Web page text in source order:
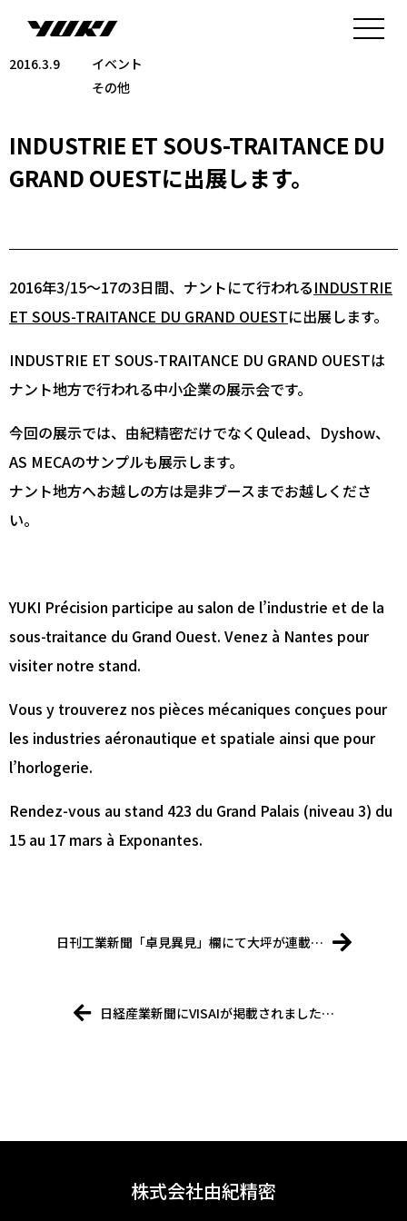
2016.3.9
イベント
その他
INDUSTRIE ET SOUS-TRAITANCE DU
GRAND OUESTに出展します。
2016年3/15〜17の3日間、ナントにて行われるINDUSTRIE
ET SOUS-TRAITANCE DU GRAND OUESTに出展します。
INDUSTRIE ET SOUS-TRAITANCE DU GRAND OUESTは
ナント地方で行われる中小企業の展示会です。
今回の展示では、由紀精密だけでなくQulead、Dyshow、
AS MECAのサンプルも展示します。
ナント地方へお越しの方は是非ブースまでお越しくださ
い。
YUKI Précision participe au salon de l’industrie et de la
sous-traitance du Grand Ouest. Venez à Nantes pour
visiter notre stand.
Vous y trouverez nos pièces mécaniques conçues pour
les industries aéronautique et spatiale ainsi que pour
l’horlogerie.
Rendez-vous au stand 423 du Grand Palais (niveau 3) du
15 au 17 mars à Exponantes.
日刊工業新聞「卓見異見」欄にて大坪が連載…
日経産業新聞にVISAIが掲載されました…
株式会社由紀精密